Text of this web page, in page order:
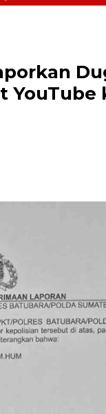
YouTube